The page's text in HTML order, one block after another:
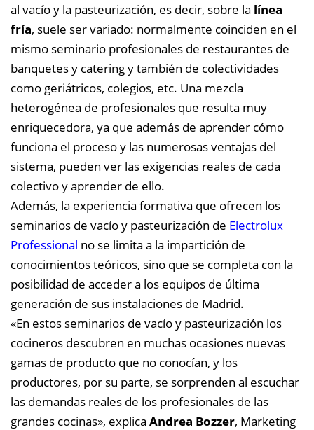
al vacío y la pasteurización, es decir, sobre la línea
fría, suele ser variado: normalmente coinciden en el
mismo seminario profesionales de restaurantes de
banquetes y catering y también de colectividades
como geriátricos, colegios, etc. Una mezcla
heterogénea de profesionales que resulta muy
enriquecedora, ya que además de aprender cómo
funciona el proceso y las numerosas ventajas del
sistema, pueden ver las exigencias reales de cada
colectivo y aprender de ello.
Además, la experiencia formativa que ofrecen los
seminarios de vacío y pasteurización de Electrolux
Professional no se limita a la impartición de
conocimientos teóricos, sino que se completa con la
posibilidad de acceder a los equipos de última
generación de sus instalaciones de Madrid.
«En estos seminarios de vacío y pasteurización los
cocineros descubren en muchas ocasiones nuevas
gamas de producto que no conocían, y los
productores, por su parte, se sorprenden al escuchar
las demandas reales de los profesionales de las
grandes cocinas», explica Andrea Bozzer, Marketing